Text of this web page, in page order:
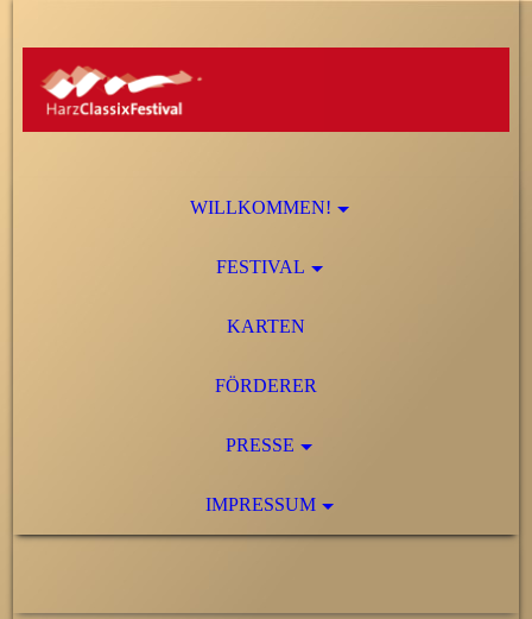
WILLKOMMEN!
FESTIVAL
KARTEN
FÖRDERER
PRESSE
IMPRESSUM